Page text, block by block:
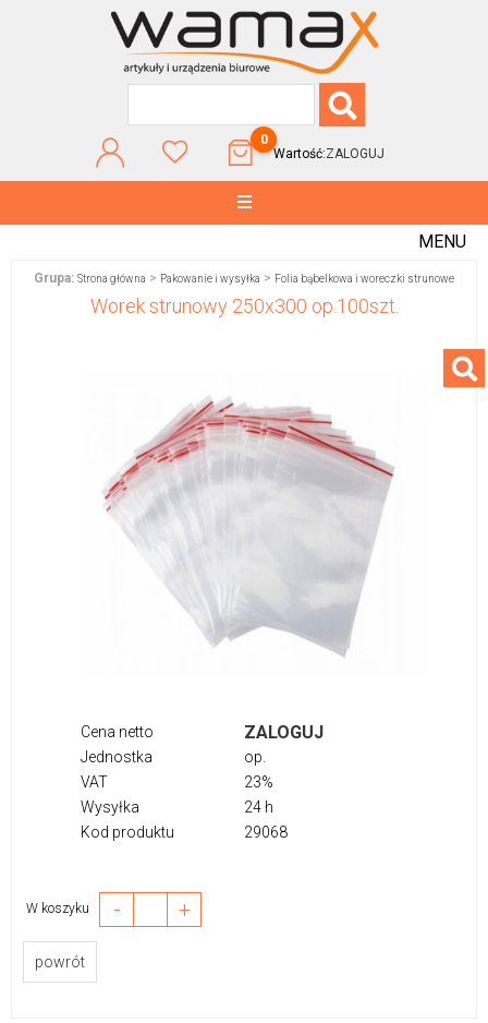
0
Wartość:ZALOGUJ
MENU
Grupa: Strona główna > Pakowanie i wysyłka > Folia bąbelkowa i woreczki strunowe
Worek strunowy 250x300 op.100szt.
Cena netto ZALOGUJ
Jednostka
op.
VAT
23%
Wysyłka
24 h
Kod produktu
29068
W koszyku - +
powrót